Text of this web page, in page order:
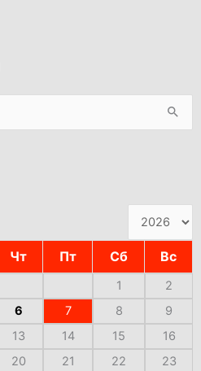
Чт Пт Сб Вс
1
2
6 7 8
9
13 14 15
16
20 21 22
23